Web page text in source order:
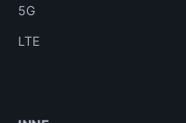
5G
LTE